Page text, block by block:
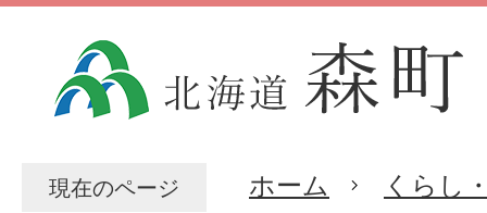
現在のページ ホーム くらし